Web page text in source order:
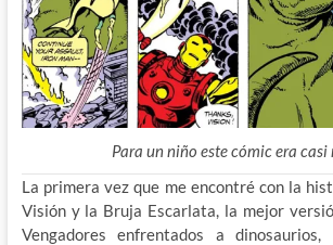
Para un niño este cómic era casi
La primera vez que me encontré con la
Visión y la Bruja Escarlata, la mejor
Vengadores enfrentados a dinosaurios,